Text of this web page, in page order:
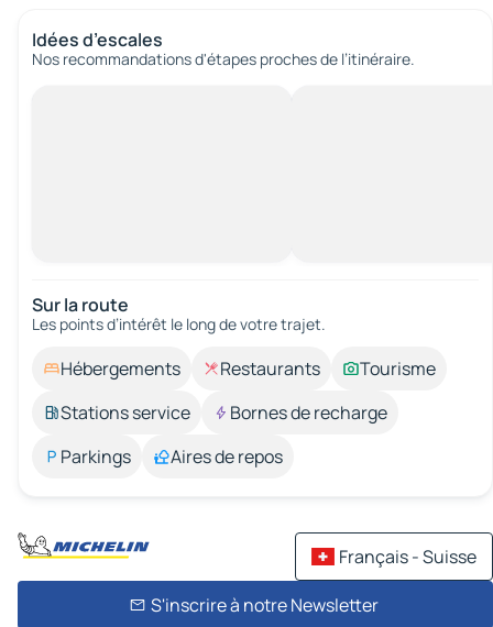
Idées d’escales
Nos recommandations d'étapes proches de l’itinéraire.
Sur la route
Les points d’intérêt le long de votre trajet.
Hébergements Restaurants
Tourisme
Stations service
Bornes de recharge
Parkings
Aires de repos
Français - Suisse
S'inscrire à notre Newsletter